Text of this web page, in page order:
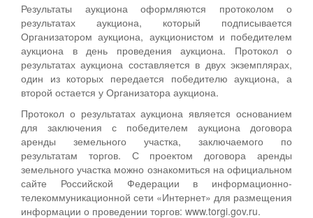
Результаты аукциона оформляются протоколом о
результатах аукциона, который подписывается
Организатором аукциона, аукционистом и победителем
аукциона в день проведения аукциона. Протокол о
результатах аукциона составляется в двух экземплярах,
один из которых передается победителю аукциона, а
второй остается у Организатора аукциона.
Протокол о результатах аукциона является основанием
для заключения с победителем аукциона договора
аренды земельного участка, заключаемого по
результатам торгов. С проектом договора аренды
земельного участка можно ознакомиться на официальном
сайте Российской Федерации в информационно-
телекоммуникационной сети «Интернет» для размещения
информации о проведении торгов: www.torgi.gov.ru.